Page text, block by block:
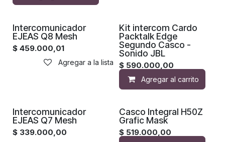
Intercomunicador
EJEAS Q8 Mesh
$ 459.000,01
Agregar a la lista de deseos
Kit intercom Cardo
Packtalk Edge
Segundo Casco -
Sonido JBL
$ 590.000,00
Agregar al carrito
Intercomunicador
EJEAS Q7 Mesh
$ 339.000,00
Casco Integral H50Z
Grafic Mask
$ 519.000,00